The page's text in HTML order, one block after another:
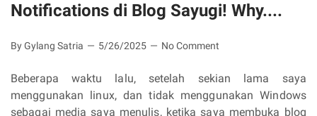
Notifications di Blog Sayugi! Why....
By Gylang Satria 5/26/2025 No Comment
Beberapa waktu lalu, setelah sekian lama saya
menggunakan linux, dan tidak menggunakan Windows
sebagai media saya menulis, ketika saya membuka blog